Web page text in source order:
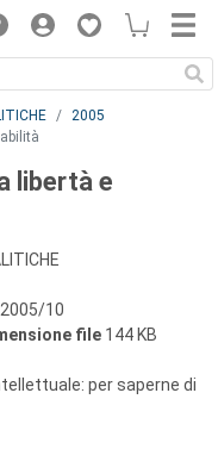
2005
libertà e
2005/10
file 144 KB
per saperne di